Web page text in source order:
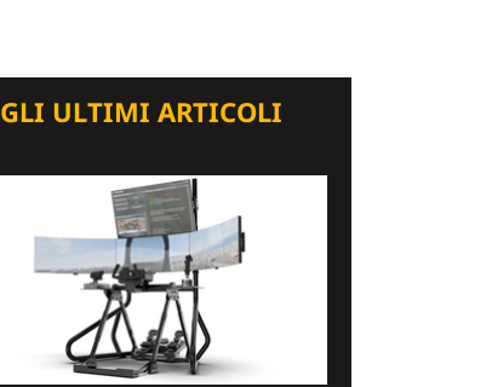
GLI ULTIMI ARTICOLI